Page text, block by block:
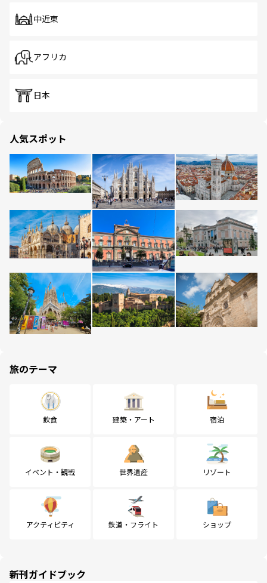
中近東
アフリカ
日本
人気スポット
旅のテーマ
飲食 建築・アート 宿泊
イベント・観戦 世界遺産 リゾート
アクティビティ 鉄道・フライト ショップ
新刊ガイドブック